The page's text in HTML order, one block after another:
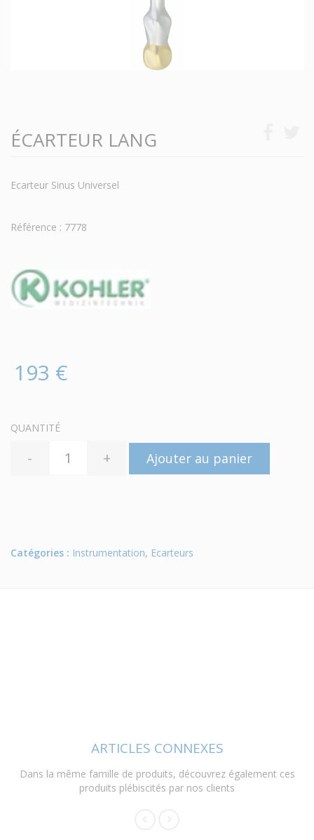
ÉCARTEUR LANG
Ecarteur Sinus Universel
Référence : 7778
193 €
QUANTITÉ
- + Ajouter au panier
Catégories : Instrumentation, Ecarteurs
ARTICLES CONNEXES
Dans la même famille de produits, découvrez également ces
produits plébiscités par nos clients